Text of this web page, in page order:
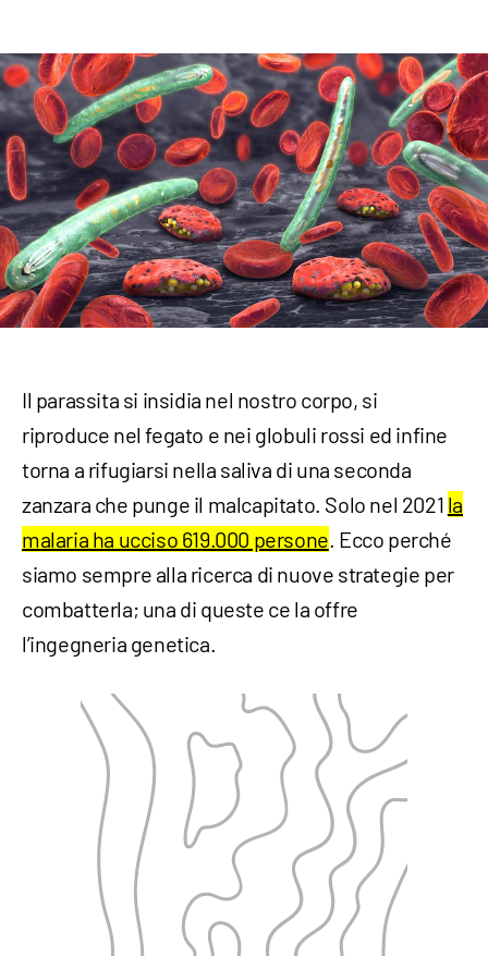
Il parassita si insidia nel nostro corpo, si
riproduce nel fegato e nei globuli rossi ed infine
torna a rifugiarsi nella saliva di una seconda
zanzara che punge il malcapitato. Solo nel 2021 la
malaria ha ucciso 619.000 persone. Ecco perché
siamo sempre alla ricerca di nuove strategie per
combatterla; una di queste ce la offre
l’ingegneria genetica.